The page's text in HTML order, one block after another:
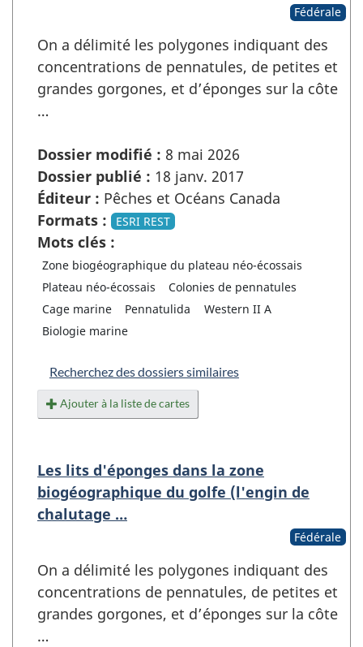
Fédérale
On a délimité les polygones indiquant des
concentrations de pennatules, de petites et
grandes gorgones, et d’éponges sur la côte
…
Dossier modifié : 8 mai 2026
Dossier publié : 18 janv. 2017
Éditeur : Pêches et Océans Canada
Formats :
ESRI REST
Mots clés :
Zone biogéographique du plateau néo-écossais
Plateau néo-écossais
Colonies de pennatules
Cage marine
Pennatulida
Western II A
Biologie marine
Recherchez des dossiers similaires
Ajouter à la liste de cartes
Les lits d'éponges dans la zone
biogéographique du golfe (l'engin de
chalutage …
Fédérale
On a délimité les polygones indiquant des
concentrations de pennatules, de petites et
grandes gorgones, et d’éponges sur la côte
…